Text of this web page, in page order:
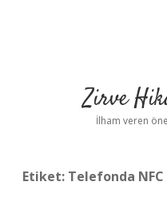
Zirve
İlham veren
Etiket: Telefonda NFC